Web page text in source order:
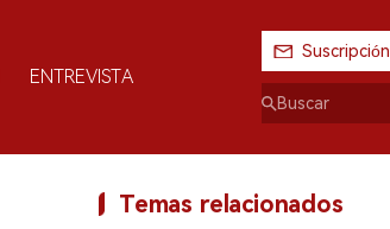
ENTREVISTA
Suscripción
Temas relacionados